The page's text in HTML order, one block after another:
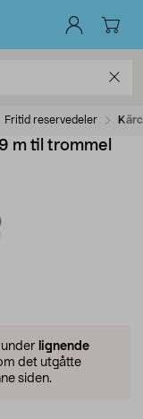
Fritid reservedeler
m til trommel
lignende
det utgåtte
siden.